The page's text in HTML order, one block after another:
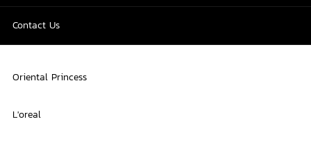
Contact Us
Oriental Princess
L'oreal